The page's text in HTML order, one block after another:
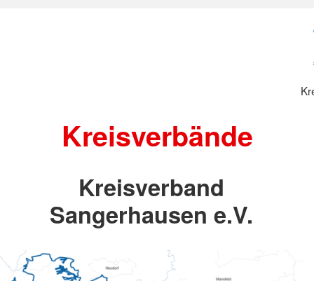
Kreisverbände
Kreisverband
Sangerhausen e.V.